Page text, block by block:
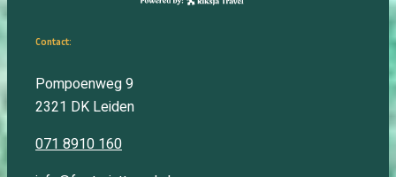
Contact:
Pompoenweg 9
2321 DK Leiden
071 8910 160